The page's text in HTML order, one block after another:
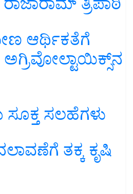
ಆರ್ಥಿಕತೆಗೆ
ಅಗ್ರಿವೋಲ್ಟಾಯಿಕ್ಸ್‌ನ
ಸೂಕ್ತ ಸಲಹೆಗಳು
ತಕ್ಕ ಕೃಷಿ